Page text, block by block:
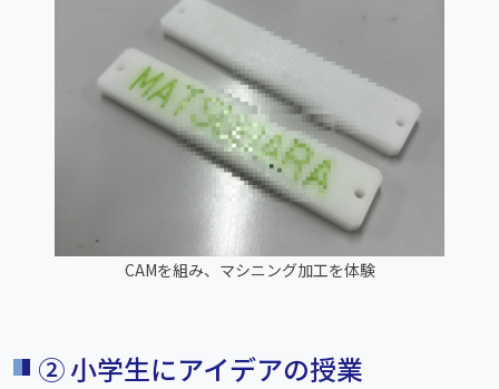
CAMを組み、マシニング加工を体験
② 小学生にアイデアの授業